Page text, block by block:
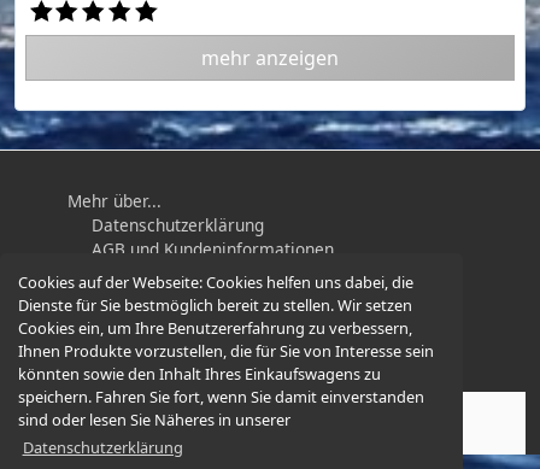
Cookies auf der Webseite:Cookies helfen uns dabei, die
Dienste für Sie bestmöglich bereit zu stellen. Wir setzen
Cookies ein, um Ihre Benutzererfahrung zu verbessern,
Ihnen Produkte vorzustellen, die für Sie von Interesse sein
könnten sowie den Inhalt Ihres Einkaufswagens zu
speichern. Fahren Sie fort, wenn Sie damit einverstanden
sind oder lesen Sie Näheres in unserer
Datenschutzerklärung
mehr anzeigen
Mehr über...
Datenschutzerklärung
AGB und Kundeninformationen
Impressum
Widerrufsbelehrung / Muster-
Widerrufsformular
© 2026 -
Karabiner-und-Mehr.de